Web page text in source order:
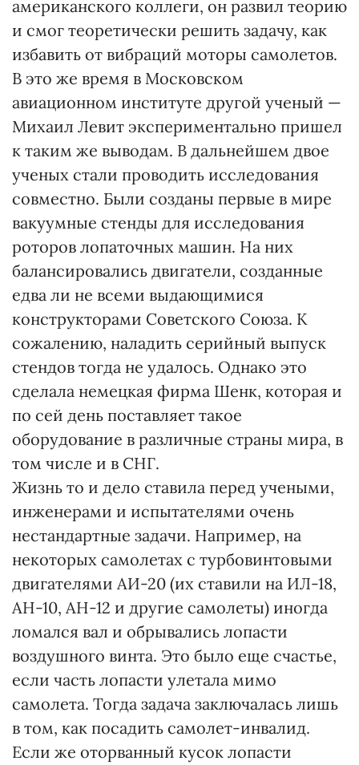
американского коллеги, он развил теорию
и смог теоретически решить задачу, как
избавить от вибраций моторы самолетов.
В это же время в Московском
авиационном институте другой ученый —
Михаил Левит экспериментально пришел
к таким же выводам. В дальнейшем двое
ученых стали проводить исследования
совместно. Были созданы первые в мире
вакуумные стенды для исследования
роторов лопаточных машин. На них
балансировались двигатели, созданные
едва ли не всеми выдающимися
конструкторами Советского Союза. К
сожалению, наладить серийный выпуск
стендов тогда не удалось. Однако это
сделала немецкая фирма Шенк, которая и
по сей день поставляет такое
оборудование в различные страны мира, в
том числе и в СНГ.
Жизнь то и дело ставила перед учеными,
инженерами и испытателями очень
нестандартные задачи. Например, на
некоторых самолетах с турбовинтовыми
двигателями АИ-20 (их ставили на ИЛ-18,
АН-10, АН-12 и другие самолеты) иногда
ломался вал и обрывались лопасти
воздушного винта. Это было еще счастье,
если часть лопасти улетала мимо
самолета. Тогда задача заключалась лишь
в том, как посадить самолет-инвалид.
Если же оторванный кусок лопасти